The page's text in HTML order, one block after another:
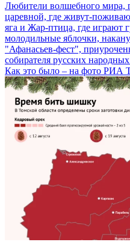
Любители волшебного мира,
царевной, где живут-
яга и Жар-птица, где играют
молодильные яблочки,
"Афанасьев-фест",
собирателя русских
Как это было – на фото РИА